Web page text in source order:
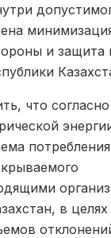
и защита
что
в